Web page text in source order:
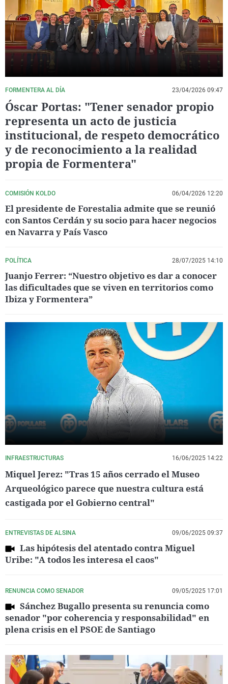
La rosa de los vientos
Gente viajera
Como el perro y el
Caso
Retornados
Equipo de
Operación Viuda
Extremadura
Galicia
La Rioja
País Vasco
Virales
Televisión
Elecciones
FORMENTERA AL DÍA 23/04/2026 09:47
Óscar Portas: "Tener senador propio
representa un acto de justicia
institucional, de respeto democrático
y de reconocimiento a la realidad
propia de Formentera"
COMISIÓN KOLDO 06/04/2026 12:20
El presidente de Forestalia admite que se reunió
con Santos Cerdán y su socio para hacer negocios
en Navarra y País Vasco
POLÍTICA 28/07/2025 14:10
Juanjo Ferrer: “Nuestro objetivo es dar a conocer
las dificultades que se viven en territorios como
Ibiza y Formentera”
INFRAESTRUCTURAS 16/06/2025 14:22
Miquel Jerez: "Tras 15 años cerrado el Museo
Arqueológico parece que nuestra cultura está
castigada por el Gobierno central"
ENTREVISTAS DE ALSINA 09/06/2025 09:37
Las hipótesis del atentado contra Miguel
Uribe: "A todos les interesa el caos"
RENUNCIA COMO SENADOR 09/05/2025 17:01
Sánchez Bugallo presenta su renuncia como
senador "por coherencia y responsabilidad" en
plena crisis en el PSOE de Santiago